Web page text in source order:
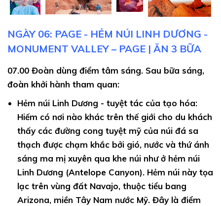
NGÀY 06: PAGE - HẺM NÚI LINH DƯƠNG -
MONUMENT VALLEY – PAGE | ĂN 3 BỮA
07.00 Đoàn dùng điểm tâm sáng. Sau bữa sáng,
đoàn khởi hành tham quan:
Hẻm núi Linh Dương - tuyệt tác của tạo hóa:
Hiếm có nơi nào khác trên thế giới cho du khách
thấy các đường cong tuyệt mỹ của núi đá sa
thạch được chạm khắc bởi gió, nước và thứ ánh
sáng ma mị xuyên qua khe núi như ở hẻm núi
Linh Dương (Antelope Canyon). Hẻm núi này tọa
lạc trên vùng đất Navajo, thuộc tiểu bang
Arizona, miền Tây Nam nước Mỹ. Đây là điểm